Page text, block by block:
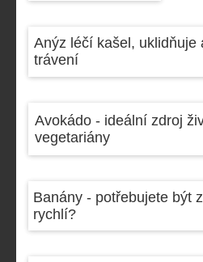
Anýz léčí kašel, uklidňuje
trávení
Avokádo - ideální zdroj
vegetariány
Banány - potřebujete být
rychlí?